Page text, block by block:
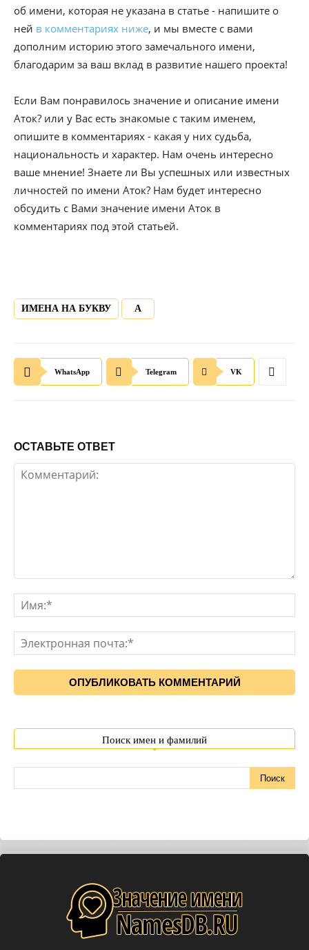
об имени, которая не указана в статье - напишите о
ней в комментариях ниже, и мы вместе с вами
дополним историю этого замечального имени,
благодарим за ваш вклад в развитие нашего проекта!
Если Вам понравилось значение и описание имени
Аток? или у Вас есть знакомые с таким именем,
опишите в комментариях - какая у них судьба,
национальность и характер. Нам очень интересно
ваше мнение! Знаете ли Вы успешных или известных
личностей по имени Аток? Нам будет интересно
обсудить с Вами значение имени Аток в
комментариях под этой статьей.
ИМЕНА НА БУКВУ А
WhatsApp Telegram VK
ОСТАВЬТЕ ОТВЕТ
Поиск имен и фамилий